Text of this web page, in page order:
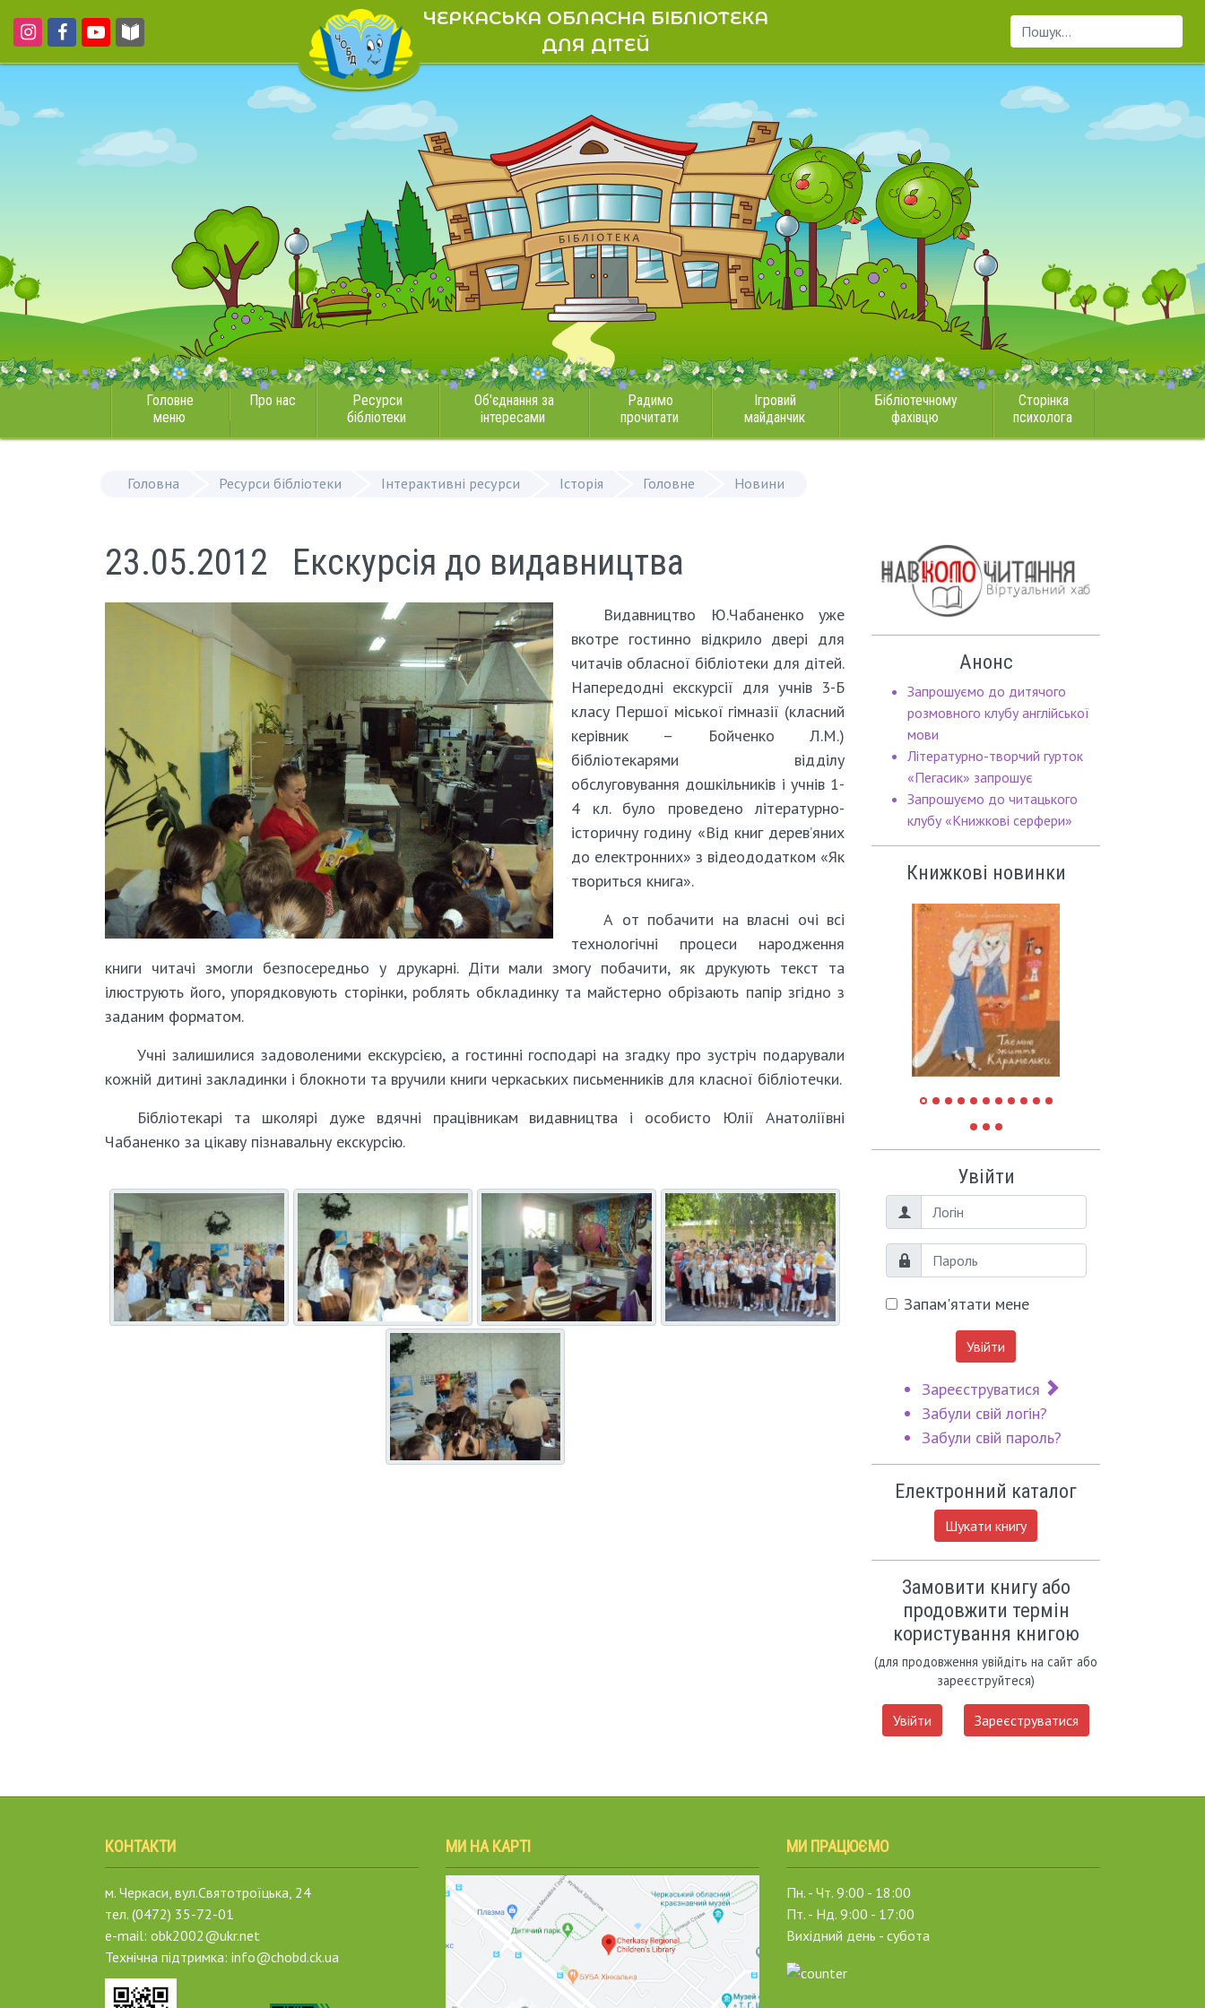
ЧЕРКАСЬКА ОБЛАСНА БІБЛІОТЕКА
ДЛЯ ДІТЕЙ
Пошук...
Головне
меню
Про нас
Ресурси
бібліотеки
Об'єднання за
інтересами
Радимо
прочитати
Ігровий
майданчик
Бібліотечному
фахівцю
Сторінка
психолога
Головна Ресурси бібліотеки Інтерактивні ресурси Історія Головне Новини
23.05.2012 Екскурсія до видавництва
Видавництво Ю.Чабаненко уже
вкотре гостинно відкрило двері для
читачів обласної бібліотеки для дітей.
Напередодні екскурсії для учнів 3-Б
класу Першої міської гімназії (класний
керівник – Бойченко Л.М.)
бібліотекарями відділу
обслуговування дошкільників і учнів 1-
4 кл. було проведено літературно-
історичну годину «Від книг дерев’яних
до електронних» з відеододатком «Як
твориться книга».
А от побачити на власні очі всі
технологічні процеси народження
книги читачі змогли безпосередньо у друкарні. Діти мали змогу побачити, як друкують текст та
ілюструють його, упорядковують сторінки, роблять обкладинку та майстерно обрізають папір згідно з
заданим форматом.
Учні залишилися задоволеними екскурсією, а гостинні господарі на згадку про зустріч подарували
кожній дитині закладинки і блокноти та вручили книги черкаських письменників для класної бібліотечки.
Бібліотекарі та школярі дуже вдячні працівникам видавництва і особисто Юлії Анатоліївні
Чабаненко за цікаву пізнавальну екскурсію.
Анонс
Запрошуємо до дитячого
розмовного клубу англійської
мови
Літературно-творчий гурток
«Пегасик» запрошує
Запрошуємо до читацького
клубу «Книжкові серфери»
Книжкові новинки
Увійти
Логін
Пароль
Запам'ятати мене
Увійти
Зареєструватися
Забули свій логін?
Забули свій пароль?
Електронний каталог
Шукати книгу
Замовити книгу або
продовжити термін
користування книгою
(для продовження увійдіть на сайт або
зареєструйтеся)
Увійти Зареєструватися
КОНТАКТИ
м. Черкаси, вул.Святотроїцька, 24
тел. (0472) 35-72-01
e-mail: obk2002@ukr.net
Технічна підтримка: info@chobd.ck.ua
МИ НА КАРТІ МИ ПРАЦЮЄМО
Пн. - Чт. 9:00 - 18:00
Пт. - Нд. 9:00 - 17:00
Вихідний день - субота